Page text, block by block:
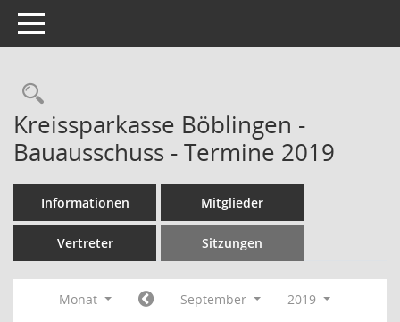
Toggle navigation
Rechercheauswahl
Kreissparkasse Böblingen -
Bauausschuss - Termine 2019
Informationen Mitglieder
Vertreter Sitzungen
Monat September
2019